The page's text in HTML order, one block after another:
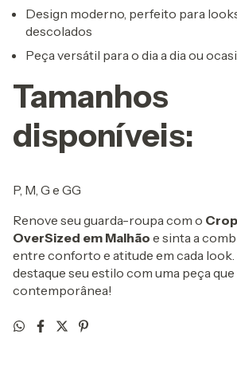
Design moderno, perfeito para
descolados
Peça versátil para o dia a dia ou
Tamanhos
disponíveis:
P, M, G e GG
Renove seu guarda-roupa com o
OverSized em Malhão e sinta a
entre conforto e atitude em cada look.
destaque seu estilo com uma peça que
contemporânea!